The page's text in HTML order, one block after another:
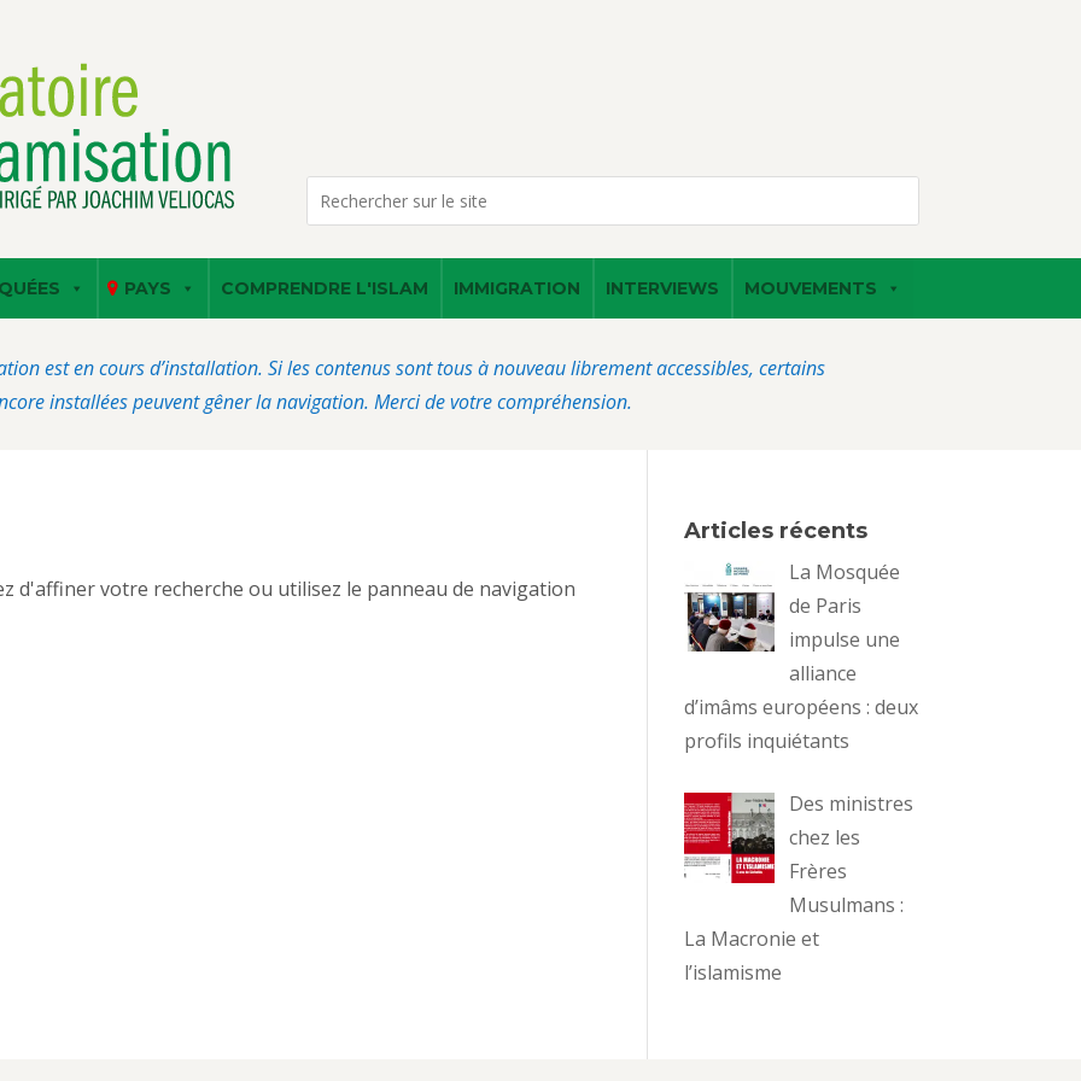
PAYS COMPRENDRE L'ISLAM IMMIGRATION INTERVIEWS MOUVEMENTS
est en cours d’installation. Si les contenus sont tous à nouveau librement accessibles, certains
installées peuvent gêner la navigation. Merci de votre compréhension.
d'affiner votre recherche ou utilisez le panneau de navigation
Articles récents
La Mosquée
de Paris
impulse une
alliance
d’imâms européens : deux
profils inquiétants
Des ministres
chez les
Frères
Musulmans :
La Macronie et
l’islamisme